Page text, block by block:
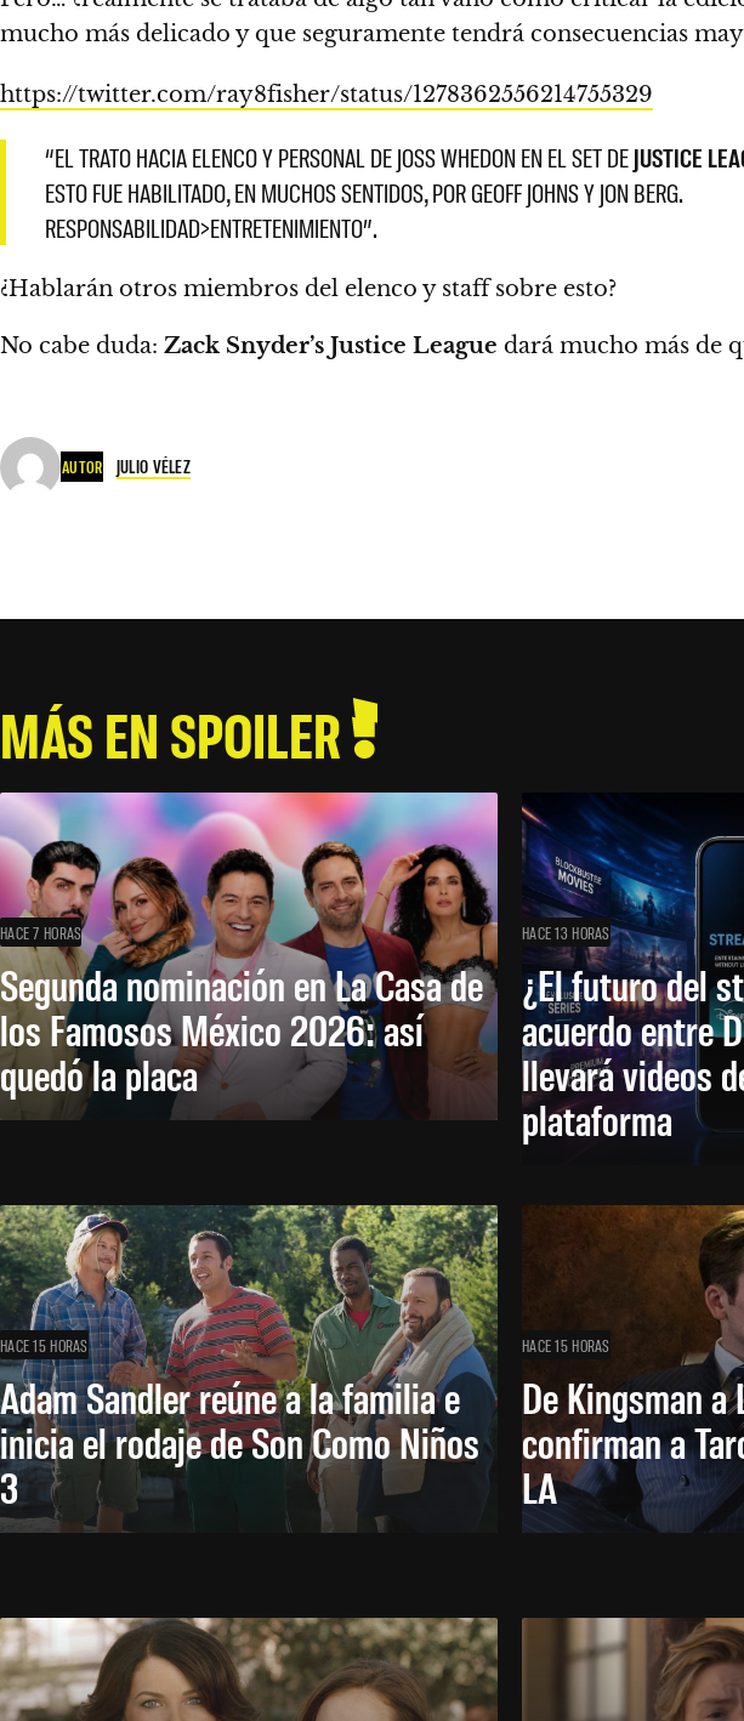
mucho más delicado y que seguramente tendrá consecuencias
https://twitter.com/ray8fisher/status/1278362556214755329
“EL TRATO HACIA ELENCO Y PERSONAL DE JOSS WHEDON EN EL SET DEJUSTICE
ESTO FUE HABILITADO, EN MUCHOS SENTIDOS, POR GEOFF JOHNS Y JON BERG.
RESPONSABILIDAD>ENTRETENIMIENTO”.
¿Hablarán otros miembros del elenco y staff sobre esto?
No cabe duda: Zack Snyder’s Justice League dará mucho más de
AUTOR JULIO VÉLEZ
MÁS EN SPOILER
HACE 7 HORAS
Segunda nominación en La Casa de
los Famosos México 2026: así
quedó la placa
HACE 13 HORAS
¿El futuro del
acuerdo entre
llevará videos
plataforma
HACE 15 HORAS
Adam Sandler reúne a la familia e
inicia el rodaje de Son Como Niños
3
HACE 15 HORAS
De Kingsman a
confirman a
LA